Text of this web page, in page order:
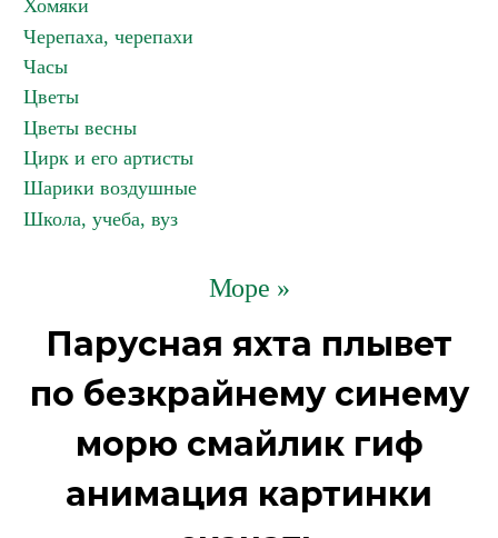
Хомяки
Черепаха, черепахи
Часы
Цветы
Цветы весны
Цирк и его артисты
Шарики воздушные
Школа, учеба, вуз
Море »
Парусная яхта плывет
по безкрайнему синему
морю смайлик гиф
анимация картинки